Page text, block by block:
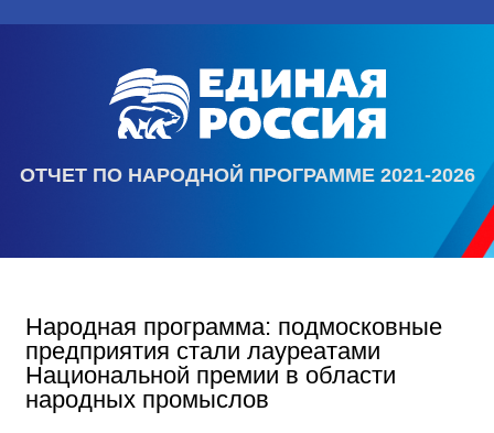
ОТЧЕТ ПО НАРОДНОЙ ПРОГРАММЕ 2021-2026
Народная программа: подмосковные
предприятия стали лауреатами
Национальной премии в области
народных промыслов